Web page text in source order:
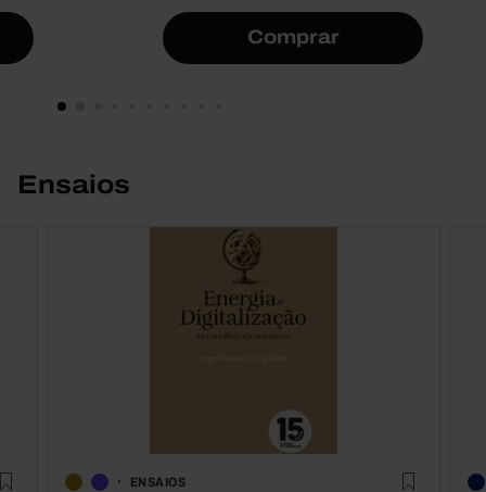
Comprar
Ensaios
ENSAIOS